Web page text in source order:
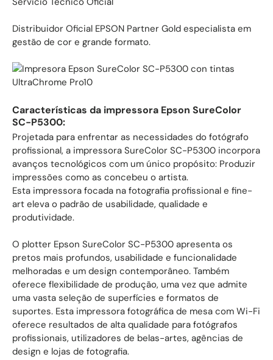
Distribuidor Oficial EPSON Partner Gold especialista em
gestão de cor e grande formato.
Características da impressora Epson SureColor
SC-P5300:
Projetada para enfrentar as necessidades do fotógrafo
profissional, a impressora SureColor SC-P5300 incorpora
avanços tecnológicos com um único propósito: Produzir
impressões como as concebeu o artista.
Esta impressora focada na fotografia profissional e fine-
art eleva o padrão de usabilidade, qualidade e
produtividade.
O plotter Epson SureColor SC-P5300 apresenta os
pretos mais profundos, usabilidade e funcionalidade
melhoradas e um design contemporâneo. Também
oferece flexibilidade de produção, uma vez que admite
uma vasta seleção de superfícies e formatos de
suportes. Esta impressora fotográfica de mesa com Wi-Fi
oferece resultados de alta qualidade para fotógrafos
profissionais, utilizadores de belas-artes, agências de
design e lojas de fotografia.